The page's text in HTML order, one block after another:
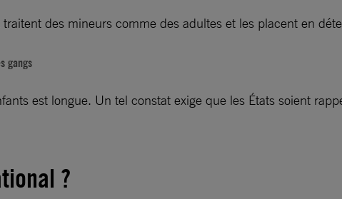
des mineurs comme des adultes et les placent en
gangs
est longue. Un tel constat exige que les États soient
?